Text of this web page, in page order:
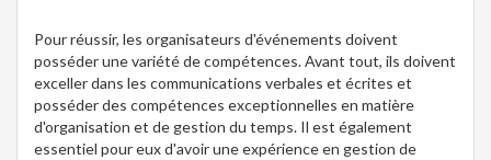
Pour réussir, les organisateurs d'événements doivent
posséder une variété de compétences. Avant tout, ils doivent
exceller dans les communications verbales et écrites et
posséder des compétences exceptionnelles en matière
d'organisation et de gestion du temps. Il est également
essentiel pour eux d'avoir une expérience en gestion de